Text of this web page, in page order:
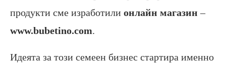
продукти сме изработили онлайн магазин –
www.bubetino.com.
Идеята за този семеен бизнес стартира именно